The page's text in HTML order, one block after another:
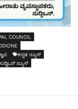
COUNCIL
ಕನ್ನಡ ನ್ಯೂಸ್
ನ್ಯೂಸ್